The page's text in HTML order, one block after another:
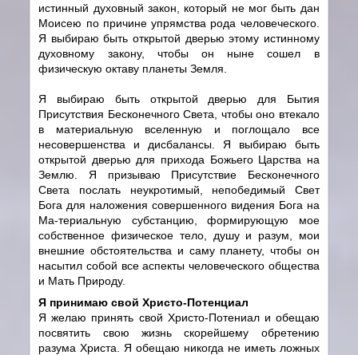
истинный духовный закон, который не мог быть дан
Моисею по причине упрямства рода человеческого.
Я выбираю быть открытой дверью этому истинному
духовному закону, чтобы он ныне сошел в
физическую октаву планеты Земля.
Я выбираю быть открытой дверью для Бытия
Присутствия Бесконечного Света, чтобы оно втекало
в материальную вселенную и поглощало все
несовершенства и дисбалансы. Я выбираю быть
открытой дверью для прихода Божьего Царства на
Землю. Я призываю Присутствие Бесконечного
Света послать неукротимый, непобедимый Свет
Бога для наложения совершенного видения Бога на
Ма-териальную субстанцию, формирующую мое
собственное физическое тело, душу и разум, мои
внешние обстоятельства и саму планету, чтобы он
насытил собой все аспекты человеческого общества
и Мать Природу.
Я принимаю свой Христо-Потенциал
Я желаю принять свой Христо-Потениал и обещаю
посвятить свою жизнь скорейшему обретению
разума Христа. Я обещаю никогда не иметь ложных